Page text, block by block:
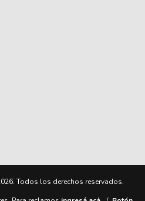
Todos los derechos reservados.